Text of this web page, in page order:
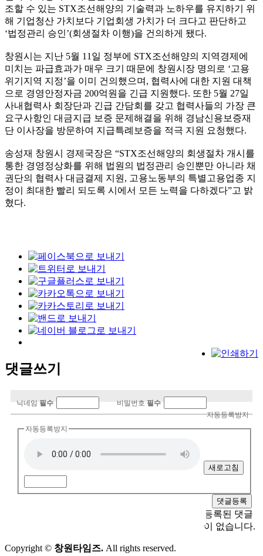
조할 수 있는 STX조선해양의 기술력과 노하우를 유지하기 위
해 기업청산 가치보다 기업회생 가치가 더 크다고 판단하고
‘법정관리 승인’(회생절차 이행)을 건의하게 됐다.
창원시는 지난 5월 11일 정부에 STX조선해양의 지역경제에
미치는 파급효과가 매우 크기 때문에 창원시장 명의로 ‘고용
위기지역 지정’을 이미 건의했으며, 협력사에 대한 지원 대책
으로 경영안정자금 200억원을 긴급 지원했다. 또한 5월 27일
사내협력사 회장단과 긴급 간담회를 갖고 협력사들의 가장 큰
요구사항인 대금지급 보증 문제해결을 위해 경남신용보증재
단 이사장을 방문하여 지급특례보증을 적극 지원 요청했다.
송성재 창원시 경제국장은 “STX조선해양의 회생절차 개시를
통한 경영정상화를 위해 법원의 법정관리 승인뿐만 아니라 채
권단의 협력사 대금결제 지원, 고용노동부의 특별고용업종 지
정이 최대한 빨리 되도록 시에서 모든 노력을 다하겠다”고 밝
혔다.
댓글쓰기
닉네임 필수 비밀번호 필수
자동등록방지
자동등록방지
새로고침
등록된 댓글
이 없습니다.
Copyright © 창원타임즈. All rights reserved.